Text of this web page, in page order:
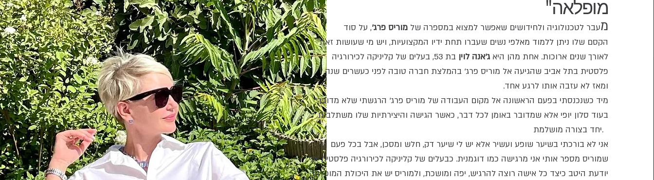
Mission
"מופלאה
מעבר לטכנולוגיה ולחידושים שאפשר למצוא במספרה שלמוריס פרג', על סוד
הקסם שלו ניתן ללמוד מאלפי נשים שעברו תחת ידיו המקצועיות, ויש מי שעושות זאת
לאורך שנים ארוכות. אחת מהן היאג'אנה לוין
בת 53, בעלים של קליניקה לכירורגיה
פלסטית בתל אביב שהגיעה אל מוריס פרג' בהמלצת חברה טובה לפני כעשרים שנה,
ומאז לא עזבה אותו לרגע אחד.
"מיד כשנכנסתי בפעם הראשונה אל מקום העבודה של מוריס פרג' הרגשתי שלא מדובר
בעוד סלון יופי אלא שמדובר באומן לכל דבר, כאשר הגישה והיצירתיות שלו משתלבות
יחד בצורה מושלמת.
אני לא בורכתי בשיער שופע ועשיר אלא יש לי שיער דק, חלש ומסכן, אבל בכל פעם
שמוריס מספר אותי אני מרגישה כמו דוגמנית. כבעלים של קליניקה לכירורגיה פלסטית אני
יודעת היטב כיצד כל אישה רוצה להרגיש, יפה ומושכת, ולמוריס יש את היכולת המופלאה